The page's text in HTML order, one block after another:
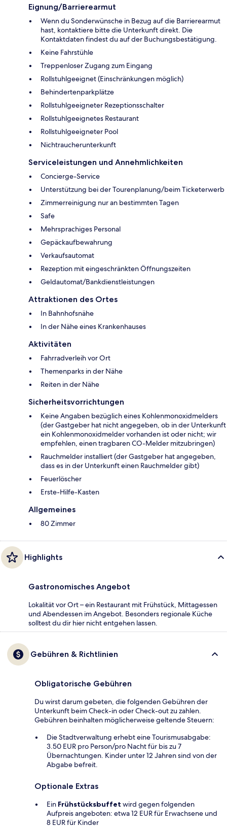
Eignung/Barrierearmut
Wenn du Sonderwünsche in Bezug auf die Barrierearmut
hast, kontaktiere bitte die Unterkunft direkt. Die
Kontaktdaten findest du auf der Buchungsbestätigung.
Keine Fahrstühle
Treppenloser Zugang zum Eingang
Rollstuhlgeeignet (Einschränkungen möglich)
Behindertenparkplätze
Rollstuhlgeeigneter Rezeptionsschalter
Rollstuhlgeeignetes Restaurant
Rollstuhlgeeigneter Pool
Nichtraucherunterkunft
Serviceleistungen und Annehmlichkeiten
Concierge-Service
Unterstützung bei der Tourenplanung/beim Ticketerwerb
Zimmerreinigung nur an bestimmten Tagen
Safe
Mehrsprachiges Personal
Gepäckaufbewahrung
Verkaufsautomat
Rezeption mit eingeschränkten Öffnungszeiten
Geldautomat/Bankdienstleistungen
Attraktionen des Ortes
In Bahnhofsnähe
In der Nähe eines Krankenhauses
Aktivitäten
Fahrradverleih vor Ort
Themenparks in der Nähe
Reiten in der Nähe
Sicherheitsvorrichtungen
Keine Angaben bezüglich eines Kohlenmonoxidmelders
(der Gastgeber hat nicht angegeben, ob in der Unterkunft
ein Kohlenmonoxidmelder vorhanden ist oder nicht; wir
empfehlen, einen tragbaren CO-Melder mitzubringen)
Rauchmelder installiert (der Gastgeber hat angegeben,
dass es in der Unterkunft einen Rauchmelder gibt)
Feuerlöscher
Ers­te-Hil­fe-Kas­ten
Allgemeines
80 Zimmer
Highlights
Gastronomisches Angebot
Lokalität vor Ort – ein Restaurant mit Frühstück, Mittagessen
und Abendessen im Angebot. Besonders regionale Küche
solltest du dir hier nicht entgehen lassen.
Gebühren & Richtlinien
Obligatorische Gebühren
Du wirst darum gebeten, die folgenden Gebühren der
Unterkunft beim Check-in oder Check-out zu zahlen.
Gebühren beinhalten möglicherweise geltende Steuern:
Die Stadtverwaltung erhebt eine Tourismusabgabe:
3.50 EUR pro Person/pro Nacht für bis zu 7
Übernachtungen. Kinder unter 12 Jahren sind von der
Abgabe befreit.
Optionale Extras
Ein Frühstücksbuffet wird gegen folgenden
Aufpreis angeboten: etwa 12 EUR für Erwachsene und
8 EUR für Kinder